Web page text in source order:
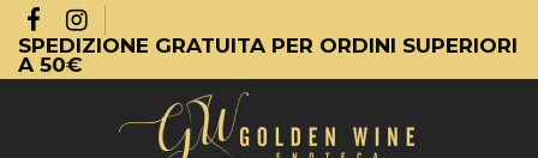
SPEDIZIONE GRATUITA PER ORDINI SUPERIORI
A 50€